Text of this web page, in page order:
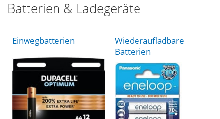
Batterien & Ladegeräte
Einwegbatterien
Wiederaufladbare
Batterien